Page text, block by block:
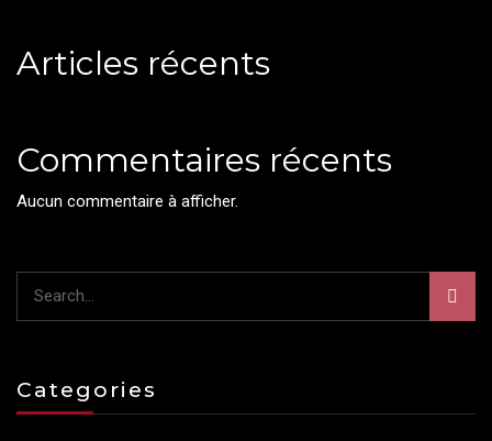
Articles récents
Commentaires récents
Aucun commentaire à afficher.
Categories